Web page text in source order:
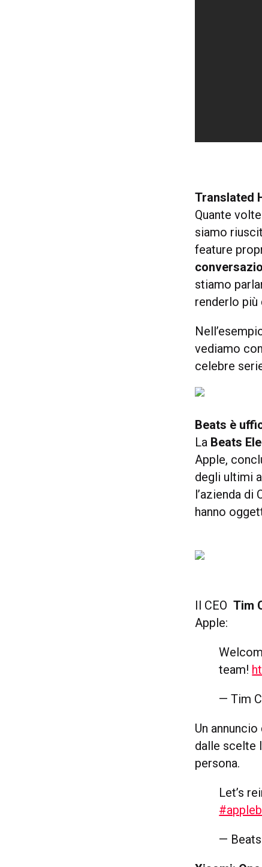
Translated
Quante
siamo
feature
stiamo
renderlo più
vediamo
celebre
Beats è
La Beats
Apple,
degli ultimi
l’azienda
hanno
Il CEOTim
Apple:
team!
— Tim
Un
dalle scelte
persona.
Let’s
—